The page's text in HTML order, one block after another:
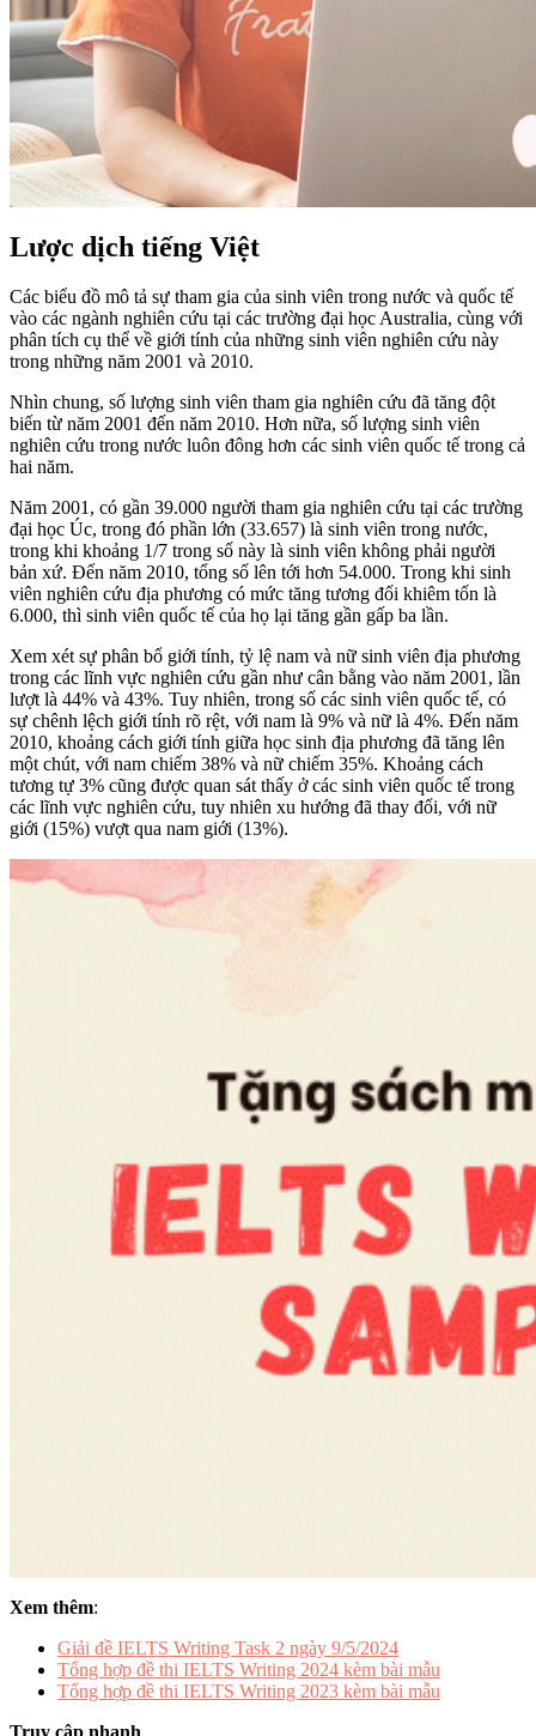
Lược dịch tiếng Việt
Các biểu đồ mô tả sự tham gia của sinh viên trong nước và quốc tế
vào các ngành nghiên cứu tại các trường đại học Australia, cùng với
phân tích cụ thể về giới tính của những sinh viên nghiên cứu này
trong những năm 2001 và 2010.
Nhìn chung, số lượng sinh viên tham gia nghiên cứu đã tăng đột
biến từ năm 2001 đến năm 2010. Hơn nữa, số lượng sinh viên
nghiên cứu trong nước luôn đông hơn các sinh viên quốc tế trong cả
hai năm.
Năm 2001, có gần 39.000 người tham gia nghiên cứu tại các trường
đại học Úc, trong đó phần lớn (33.657) là sinh viên trong nước,
trong khi khoảng 1/7 trong số này là sinh viên không phải người
bản xứ. Đến năm 2010, tổng số lên tới hơn 54.000. Trong khi sinh
viên nghiên cứu địa phương có mức tăng tương đối khiêm tốn là
6.000, thì sinh viên quốc tế của họ lại tăng gần gấp ba lần.
Xem xét sự phân bổ giới tính, tỷ lệ nam và nữ sinh viên địa phương
trong các lĩnh vực nghiên cứu gần như cân bằng vào năm 2001, lần
lượt là 44% và 43%. Tuy nhiên, trong số các sinh viên quốc tế, có
sự chênh lệch giới tính rõ rệt, với nam là 9% và nữ là 4%. Đến năm
2010, khoảng cách giới tính giữa học sinh địa phương đã tăng lên
một chút, với nam chiếm 38% và nữ chiếm 35%. Khoảng cách
tương tự 3% cũng được quan sát thấy ở các sinh viên quốc tế trong
các lĩnh vực nghiên cứu, tuy nhiên xu hướng đã thay đổi, với nữ
giới (15%) vượt qua nam giới (13%).
Xem thêm:
Giải đề IELTS Writing Task 2 ngày 9/5/2024
Tổng hợp đề thi IELTS Writing 2024 kèm bài mẫu
Tổng hợp đề thi IELTS Writing 2023 kèm bài mẫu